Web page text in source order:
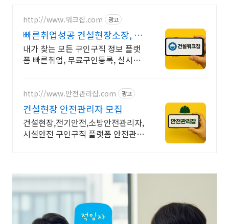
http://www.워크잡.com 광고
빠른취업성공 건설현장소장, 경
비원, 건축인부, 노가다
내가 찾는 모든 구인구직 정보 플랫
폼 빠른취업, 무료구인등록, 실시간
http://www.안전관리잡.com 광고
건설현장 안전관리자 모집
건설현장,전기안전,소방안전관리자,
시설안전 구인구직 플랫폼 안전관리